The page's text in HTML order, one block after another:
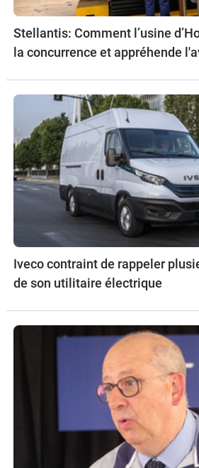
Stellantis: Comment l’usine
la concurrence et appréhende
Iveco contraint de rappeler
de son utilitaire électrique